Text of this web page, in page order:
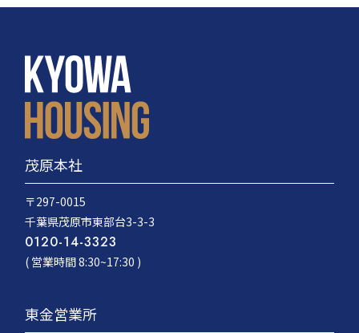
茂原本社
〒297-0015
千葉県茂原市東部台3-3-3
0120-14-3323
( 営業時間 8:30~17:30 )
東金営業所